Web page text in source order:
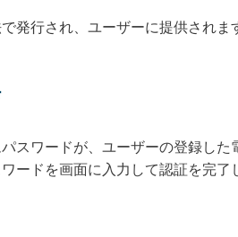
発行され、ユーザーに提供されま
スワードが、ユーザーの登録し
ードを画面に入力して認証を完了